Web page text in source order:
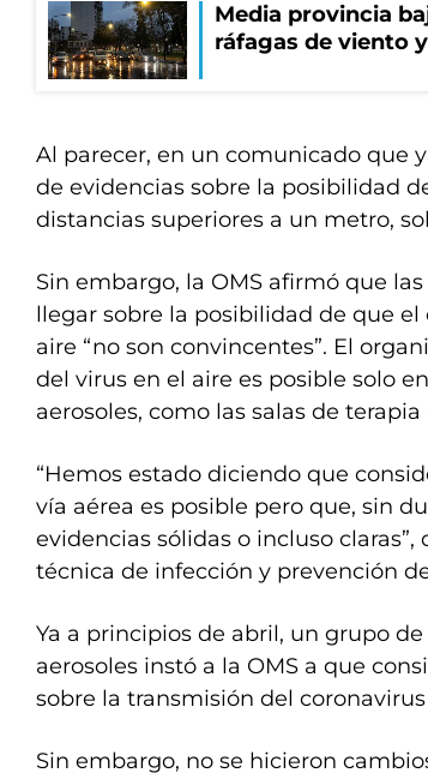
Media provincia
ráfagas de viento
Al parecer, en un comunicado que
de evidencias sobre la posibilidad
distancias superiores a un metro,
Sin embargo, la OMS afirmó que
llegar sobre la posibilidad de que
aire “no son convincentes”. El
del virus en el aire es posible solo
aerosoles, como las salas de
“Hemos estado diciendo que
vía aérea es posible pero que, sin
evidencias sólidas o incluso
técnica de infección y prevención
Ya a principios de abril, un grupo
aerosoles instó a la OMS a que
sobre la transmisión del
Sin embargo, no se hicieron